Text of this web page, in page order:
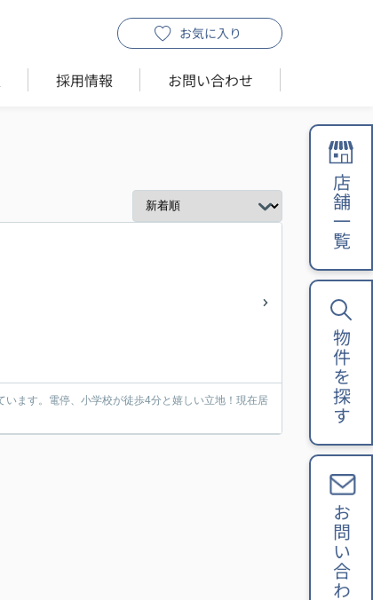
お気に入り
採用情報 お問い合わせ
ます。電停、小学校が徒歩4分と嬉しい立地！現在居
店舗一覧
物件を探す
お問い合わせ